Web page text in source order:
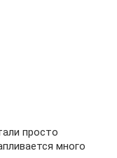
просто
много